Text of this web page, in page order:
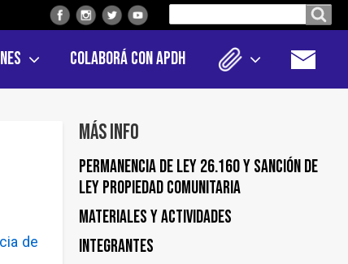
el
sitio
Colaborá con APDH
de
Más info
Permanencia de Ley 26.160 y sanción de
Ley Propiedad Comunitaria
Materiales y actividades
Integrantes